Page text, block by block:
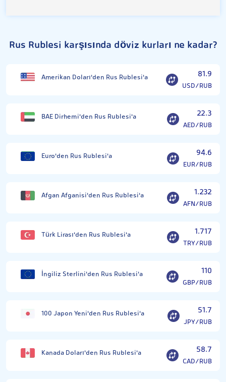
Rus Rublesi karşısında döviz kurları ne kadar?
Amerikan Doları'den Rus Rublesi'a 81.9
USD/RUB
BAE Dirhemi'den Rus Rublesi'a 22.3
AED/RUB
Euro'den Rus Rublesi'a 94.6
EUR/RUB
Afgan Afganisi'den Rus Rublesi'a 1.232
AFN/RUB
Türk Lirası'den Rus Rublesi'a 1.717
TRY/RUB
İngiliz Sterlini'den Rus Rublesi'a 110
GBP/RUB
100 Japon Yeni'den Rus Rublesi'a 51.7
JPY/RUB
Kanada Doları'den Rus Rublesi'a 58.7
CAD/RUB